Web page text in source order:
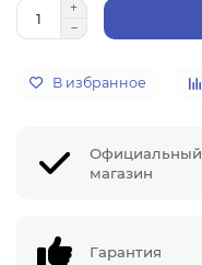
В избранное
Официальный
магазин
Гарантия